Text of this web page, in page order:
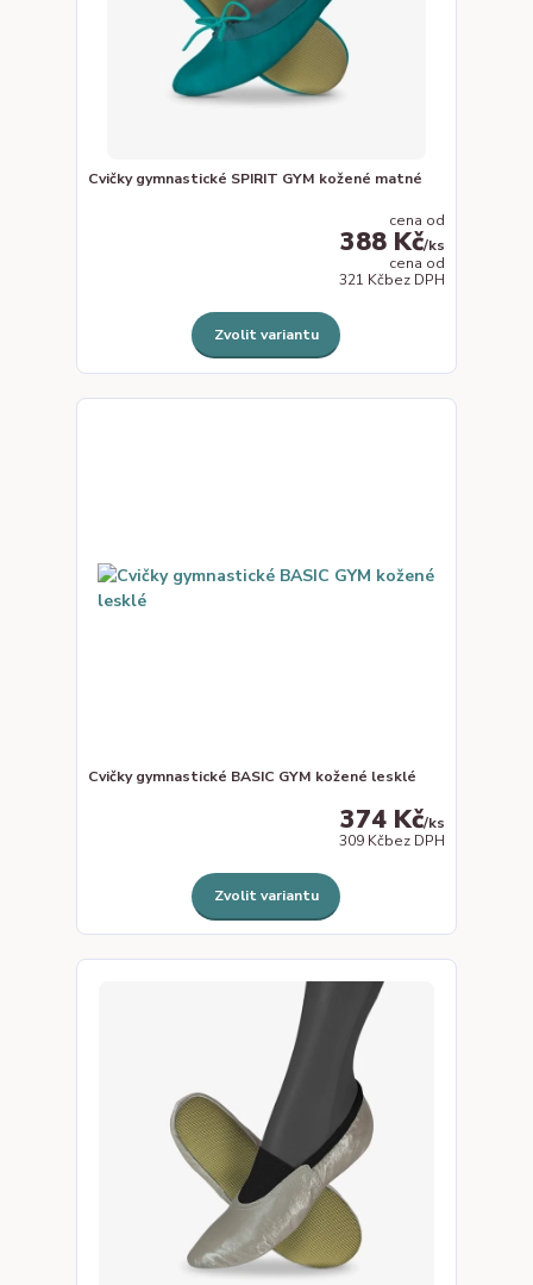
Cvičky gymnastické SPIRIT GYM kožené matné
cena od
388 Kč/ks
cena od
321 Kčbez DPH
Zvolit variantu
Cvičky gymnastické BASIC GYM kožené lesklé
374 Kč/ks
309 Kčbez DPH
Zvolit variantu